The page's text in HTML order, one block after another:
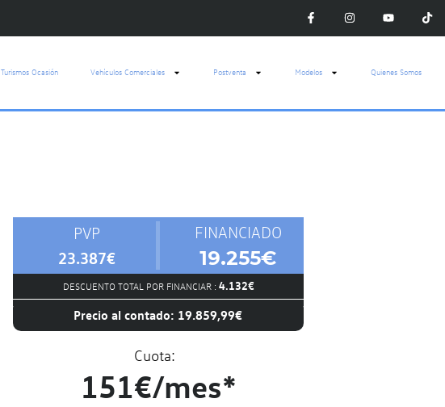
Turismos Ocasión Vehículos Comerciales Postventa Modelos Quienes Somos
PVP
23.387€
FINANCIADO
19.255€
DESCUENTO TOTAL POR FINANCIAR : 4.132€
Precio al contado: 19.859,99€
Cuota:
151€/mes*